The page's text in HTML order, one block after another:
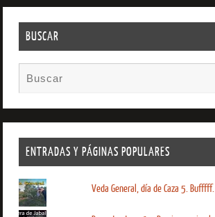
BUSCAR
ENTRADAS Y PÁGINAS POPULARES
Veda General, día de Caza 5. Bufffff.